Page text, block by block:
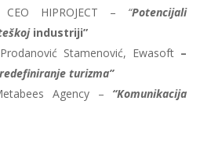
HIPROJECT – “Potencijali
industriji”
Stamenović, Ewasoft –
turizma”
Agency – “Komunikacija